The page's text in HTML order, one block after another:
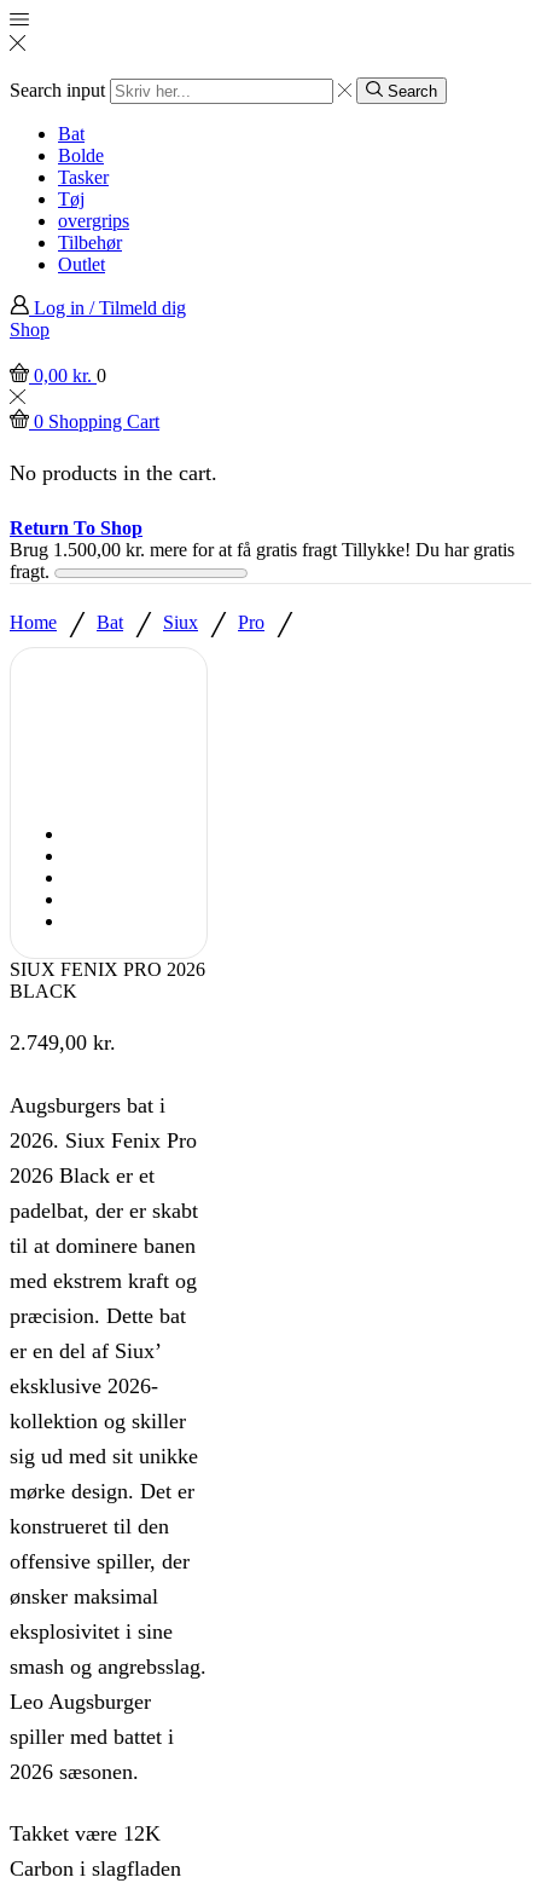
Search input Search
Bat
Bolde
Tasker
Tøj
overgrips
Tilbehør
Outlet
Log in / Tilmeld dig
Shop
0,00 kr. 0
0 Shopping Cart
No products in the cart.
Return To Shop
Brug 1.500,00 kr. mere for at få gratis fragt Tillykke! Du har gratis
fragt.
Home / Bat / Siux / Pro /
SIUX FENIX PRO 2026
BLACK
2.749,00 kr.
Augsburgers bat i
2026. Siux Fenix Pro
2026 Black er et
padelbat, der er skabt
til at dominere banen
med ekstrem kraft og
præcision. Dette bat
er en del af Siux’
eksklusive 2026-
kollektion og skiller
sig ud med sit unikke
mørke design. Det er
konstrueret til den
offensive spiller, der
ønsker maksimal
eksplosivitet i sine
smash og angrebsslag.
Leo Augsburger
spiller med battet i
2026 sæsonen.
Takket være 12K
Carbon i slagfladen